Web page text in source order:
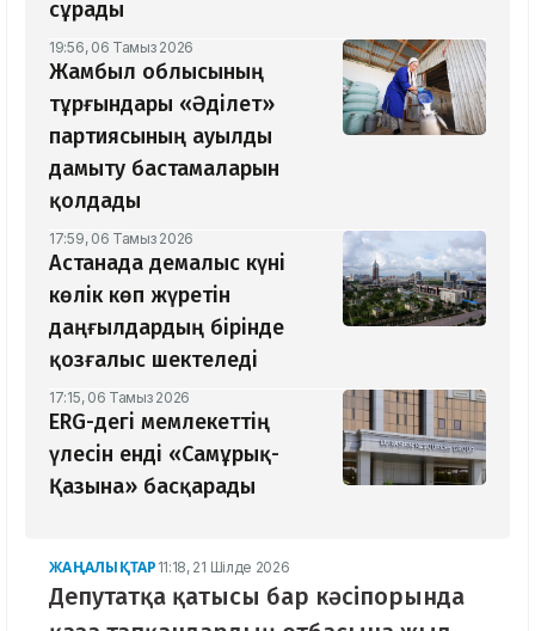
сұрады
19:56, 06 Тамыз 2026
Жамбыл облысының
тұрғындары «Әділет»
партиясының ауылды
дамыту бастамаларын
қолдады
17:59, 06 Тамыз 2026
Астанада демалыс күні
көлік көп жүретін
даңғылдардың бірінде
қозғалыс шектеледі
17:15, 06 Тамыз 2026
ERG-дегі мемлекеттің
үлесін енді «Самұрық-
Қазына» басқарады
ЖАҢАЛЫҚТАР 11:18, 21 Шілде 2026
Депутатқа қатысы бар кәсіпорында